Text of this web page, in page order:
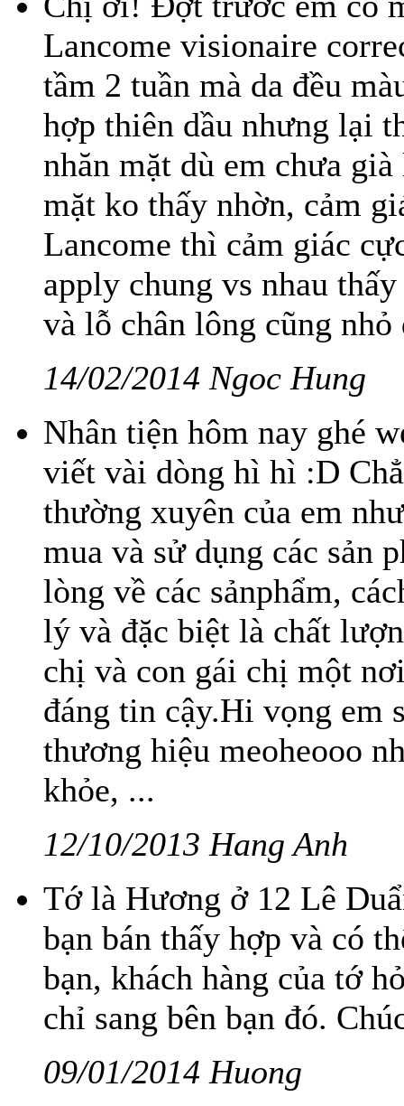
Lancome visionaire
tầm 2 tuần mà da đều
hợp thiên dầu nhưng lại
nhăn mặt dù em chưa
mặt ko thấy nhờn, cảm
Lancome thì cảm giác
apply chung vs nhau
và lỗ chân lông cũng
14/02/2014 Ngoc Hung
Nhân tiện hôm nay ghé
viết vài dòng hì hì :D
thường xuyên của em
mua và sử dụng các sản
lòng về các sảnphẩm,
lý và đặc biệt là chất
chị và con gái chị một
đáng tin cậy.Hi vọng em
thương hiệu meoheooo
khỏe, ...
12/10/2013 Hang Anh
Tớ là Hương ở 12 Lê
bạn bán thấy hợp và có
bạn, khách hàng của tớ
chỉ sang bên bạn đó.
09/01/2014 Huong